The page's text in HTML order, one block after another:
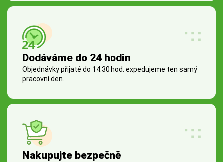
Dodáváme do 24 hodin
Objednávky přijaté do 14:30 hod. expedujeme ten samý
pracovní den.
Nakupujte bezpečně